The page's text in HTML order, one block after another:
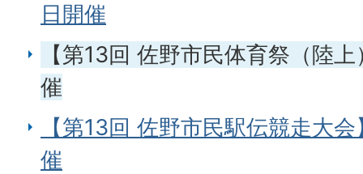
日開催
【第13回 佐野市民体育祭（陸
催
【第13回 佐野市民駅伝競走大
催